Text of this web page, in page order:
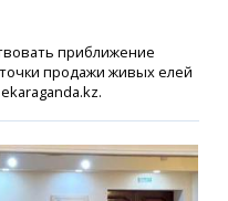
приближение
продажи живых елей